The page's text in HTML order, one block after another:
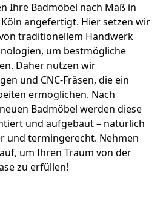
Ihre Badmöbel nach Maß in
angefertigt. Hier setzen wir
traditionellem Handwerk
um bestmögliche
Daher nutzen wir
und CNC-Fräsen, die ein
ermöglichen. Nach
Badmöbel werden diese
und aufgebaut – natürlich
und termingerecht. Nehmen
um Ihren Traum von der
zu erfüllen!